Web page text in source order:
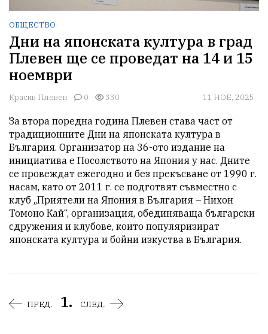
ОБЩЕСТВО
Дни на японската култура в град
Плевен ще се проведат на 14 и 15
ноември
Красив Плевен 0 330 11 НОЕ, 2025
За втора поредна година Плевен става част от
традиционните Дни на японската култура в
България. Организатор на 36-ото издание на
инициатива е Посолството на Япония у нас. Дните
се провеждат ежегодно и без прекъсване от 1990 г.
насам, като от 2011 г. се подготвят съвместно с
клуб „Приятели на Япония в България – Нихон
Томоно Кай“, организация, обединяваща български
сдружения и клубове, които популяризират
японската култура и бойни изкуства в България.
ПРЕД. 1. СЛЕД.